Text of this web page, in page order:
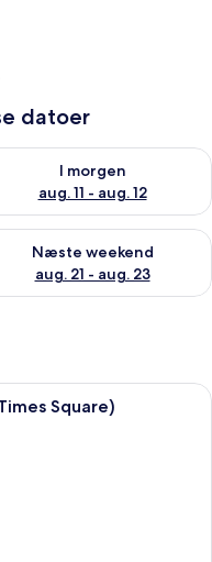
datoer
- aug. 11
I morgen
aug. 11 - aug. 12
tilgængelighed for i
aug. 14 - aug. 16
Næste weekend
aug. 21 - aug. 23
tilgængelighed for næste
med et stort vindue,
Square)